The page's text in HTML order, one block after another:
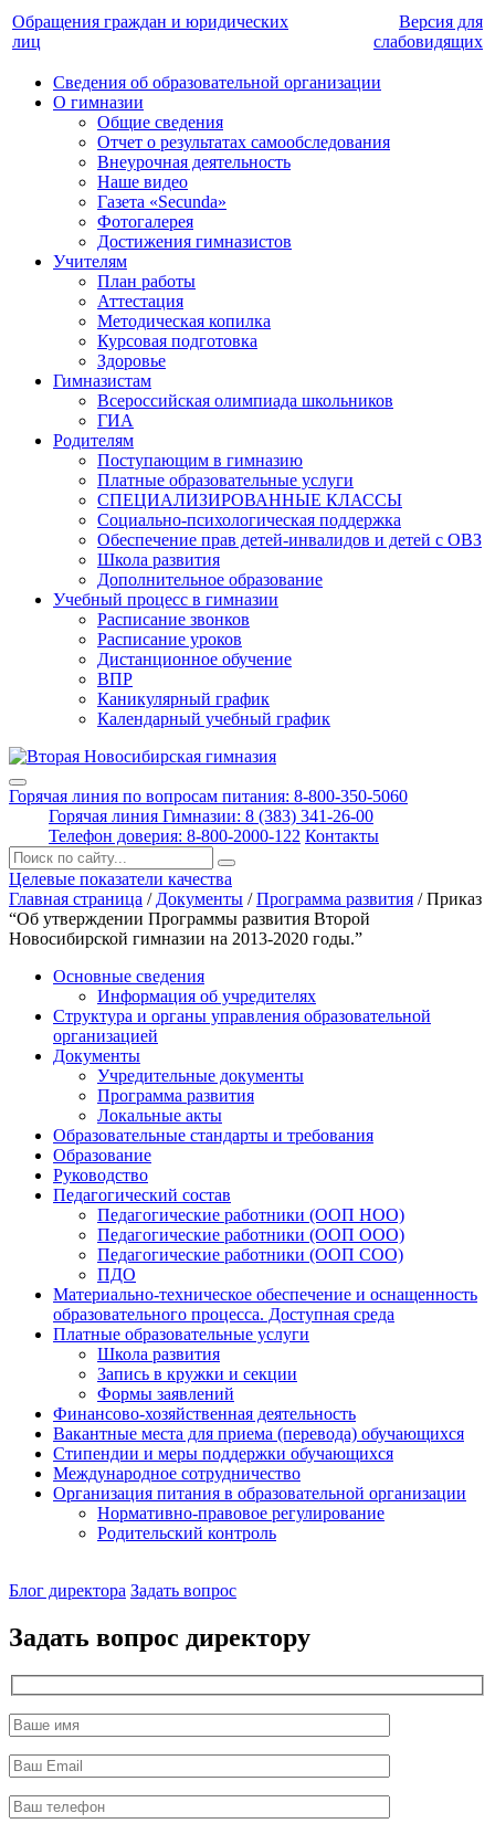
Обращения граждан и юридических
лиц
Версия для
слабовидящих
Сведения об образовательной организации
О гимназии
Общие сведения
Отчет о результатах самообследования
Внеурочная деятельность
Наше видео
Газета «Secunda»
Фотогалерея
Достижения гимназистов
Учителям
План работы
Аттестация
Методическая копилка
Курсовая подготовка
Здоровье
Гимназистам
Всероссийская олимпиада школьников
ГИА
Родителям
Поступающим в гимназию
Платные образовательные услуги
СПЕЦИАЛИЗИРОВАННЫЕ КЛАССЫ
Социально-психологическая поддержка
Обеспечение прав детей-инвалидов и детей с ОВЗ
Школа развития
Дополнительное образование
Учебный процесс в гимназии
Расписание звонков
Расписание уроков
Дистанционное обучение
ВПР
Каникулярный график
Календарный учебный график
Горячая линия по вопросам питания: 8-800-350-5060
Горячая линия Гимназии: 8 (383) 341-26-00
Телефон доверия: 8-800-2000-122 Контакты
Поиск:
Целевые показатели качества
Главная страница / Документы /Программа развития /Приказ
“Об утверждении Программы развития Второй
Новосибирской гимназии на 2013-2020 годы.”
Основные сведения
Информация об учредителях
Структура и органы управления образовательной
организацией
Документы
Учредительные документы
Программа развития
Локальные акты
Образовательные стандарты и требования
Образование
Руководство
Педагогический состав
Педагогические работники (ООП НОО)
Педагогические работники (ООП ООО)
Педагогические работники (ООП СОО)
ПДО
Материально-техническое обеспечение и оснащенность
образовательного процесса. Доступная среда
Платные образовательные услуги
Школа развития
Запись в кружки и секции
Формы заявлений
Финансово-хозяйственная деятельность
Вакантные места для приема (перевода) обучающихся
Стипендии и меры поддержки обучающихся
Международное сотрудничество
Организация питания в образовательной организации
Нормативно-правовое регулирование
Родительский контроль
директор
Блог директора Задать вопрос
Задать вопрос директору